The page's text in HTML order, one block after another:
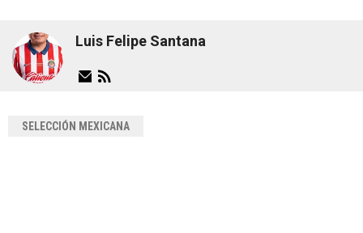
Luis Felipe Santana
SELECCIÓN MEXICANA